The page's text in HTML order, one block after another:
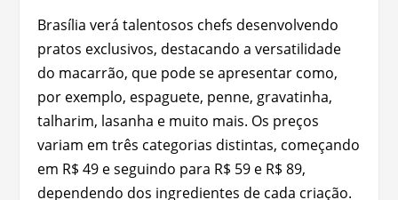
Brasília verá talentosos chefs desenvolvendo
pratos exclusivos, destacando a versatilidade
do macarrão, que pode se apresentar como,
por exemplo, espaguete, penne, gravatinha,
talharim, lasanha e muito mais. Os preços
variam em três categorias distintas, começando
em R$ 49 e seguindo para R$ 59 e R$ 89,
dependendo dos ingredientes de cada criação.